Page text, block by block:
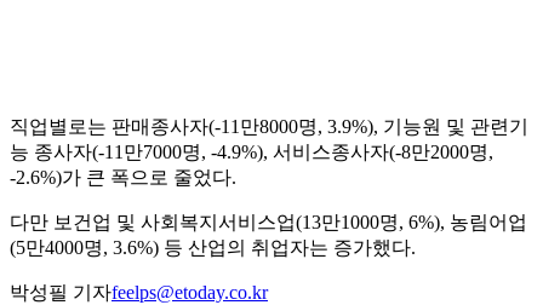
직업별로는 판매종사자(-11만8000명, 3.9%), 기능원 및 관련기
능 종사자(-11만7000명, -4.9%), 서비스종사자(-8만2000명,
-2.6%)가 큰 폭으로 줄었다.
다만 보건업 및 사회복지서비스업(13만1000명, 6%), 농림어업
(5만4000명, 3.6%) 등 산업의 취업자는 증가했다.
박성필 기자feelps@etoday.co.kr